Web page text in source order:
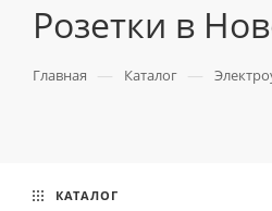
Розетки в
Главная — Каталог —
КАТАЛОГ